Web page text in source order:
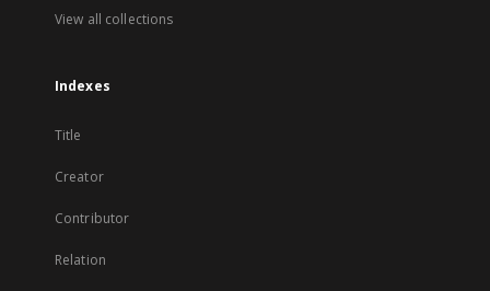
View all collections
Indexes
Title
Creator
Contributor
Relation